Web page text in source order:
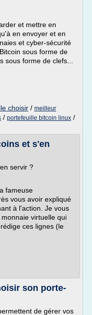
et mettre en
en envoyer et en
et cyber-sécurité
sous forme de
sous forme de clefs...
choisir / meilleur
/ portefeuille bitcoin linux /
et s'en
servir ?
fameuse
vous avoir expliqué
à l'action. Je vous
virtuelle qui
ces lignes (le
son porte-
de gérer vos